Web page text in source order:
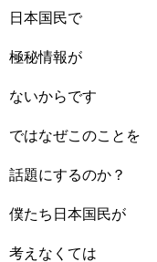
日本国民で
極秘情報が
ないからです
ではなぜこのことを
話題にするのか？
僕たち日本国民が
考えなくては